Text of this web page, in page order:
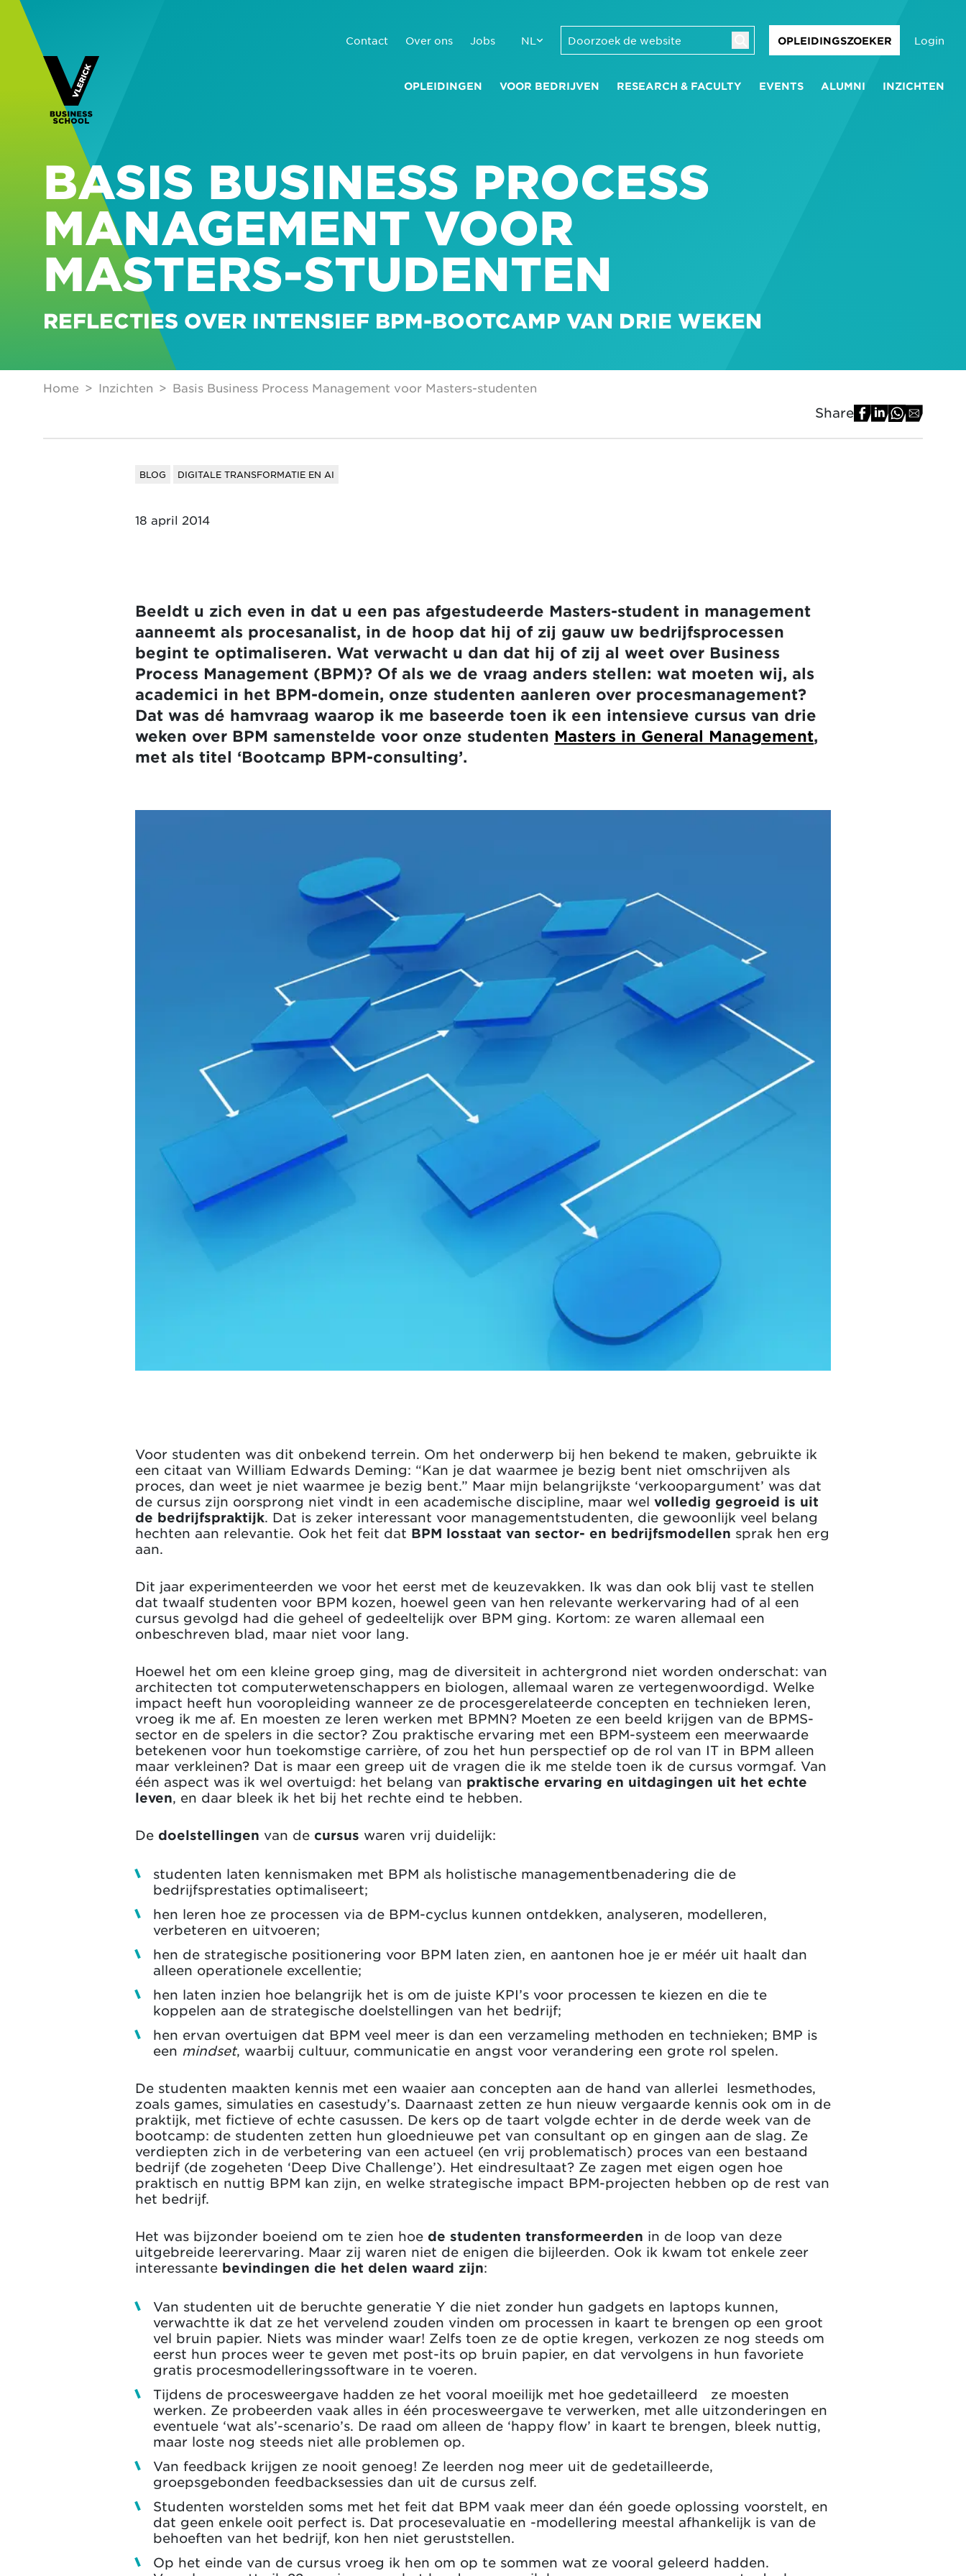
Contact Over ons Jobs NL OPLEIDINGSZOEKER Login
OPLEIDINGEN VOOR BEDRIJVEN RESEARCH & FACULTY EVENTS ALUMNI INZICHTEN
BASIS BUSINESS PROCESS
MANAGEMENT VOOR
MASTERS-STUDENTEN
REFLECTIES OVER INTENSIEF BPM-BOOTCAMP VAN DRIE WEKEN
Home Inzichten Basis Business Process Management voor Masters-studenten
Share
BLOG DIGITALE TRANSFORMATIE EN AI
18 april 2014
Beeldt u zich even in dat u een pas afgestudeerde Masters-student in management
aanneemt als procesanalist, in de hoop dat hij of zij gauw uw bedrijfsprocessen
begint te optimaliseren. Wat verwacht u dan dat hij of zij al weet over Business
Process Management (BPM)? Of als we de vraag anders stellen: wat moeten wij, als
academici in het BPM-domein, onze studenten aanleren over procesmanagement?
Dat was dé hamvraag waarop ik me baseerde toen ik een intensieve cursus van drie
weken over BPM samenstelde voor onze studenten Masters in General Management,
met als titel ‘Bootcamp BPM-consulting’.
Voor studenten was dit onbekend terrein. Om het onderwerp bij hen bekend te maken, gebruikte ik
een citaat van William Edwards Deming: “Kan je dat waarmee je bezig bent niet omschrijven als
proces, dan weet je niet waarmee je bezig bent.” Maar mijn belangrijkste ‘verkoopargument’ was dat
de cursus zijn oorsprong niet vindt in een academische discipline, maar wel volledig gegroeid is uit
de bedrijfspraktijk. Dat is zeker interessant voor managementstudenten, die gewoonlijk veel belang
hechten aan relevantie. Ook het feit dat BPM losstaat van sector- en bedrijfsmodellen sprak hen erg
aan.
Dit jaar experimenteerden we voor het eerst met de keuzevakken. Ik was dan ook blij vast te stellen
dat twaalf studenten voor BPM kozen, hoewel geen van hen relevante werkervaring had of al een
cursus gevolgd had die geheel of gedeeltelijk over BPM ging. Kortom: ze waren allemaal een
onbeschreven blad, maar niet voor lang.
Hoewel het om een kleine groep ging, mag de diversiteit in achtergrond niet worden onderschat: van
architecten tot computerwetenschappers en biologen, allemaal waren ze vertegenwoordigd. Welke
impact heeft hun vooropleiding wanneer ze de procesgerelateerde concepten en technieken leren,
vroeg ik me af. En moesten ze leren werken met BPMN? Moeten ze een beeld krijgen van de BPMS-
sector en de spelers in die sector? Zou praktische ervaring met een BPM-systeem een meerwaarde
betekenen voor hun toekomstige carrière, of zou het hun perspectief op de rol van IT in BPM alleen
maar verkleinen? Dat is maar een greep uit de vragen die ik me stelde toen ik de cursus vormgaf. Van
één aspect was ik wel overtuigd: het belang van praktische ervaring en uitdagingen uit het echte
leven, en daar bleek ik het bij het rechte eind te hebben.
De doelstellingen van de cursus waren vrij duidelijk:
studenten laten kennismaken met BPM als holistische managementbenadering die de
bedrijfsprestaties optimaliseert;
hen leren hoe ze processen via de BPM-cyclus kunnen ontdekken, analyseren, modelleren,
verbeteren en uitvoeren;
hen de strategische positionering voor BPM laten zien, en aantonen hoe je er méér uit haalt dan
alleen operationele excellentie;
hen laten inzien hoe belangrijk het is om de juiste KPI’s voor processen te kiezen en die te
koppelen aan de strategische doelstellingen van het bedrijf;
hen ervan overtuigen dat BPM veel meer is dan een verzameling methoden en technieken; BMP is
een mindset, waarbij cultuur, communicatie en angst voor verandering een grote rol spelen.
De studenten maakten kennis met een waaier aan concepten aan de hand van allerlei lesmethodes,
zoals games, simulaties en casestudy’s. Daarnaast zetten ze hun nieuw vergaarde kennis ook om in de
praktijk, met fictieve of echte casussen. De kers op de taart volgde echter in de derde week van de
bootcamp: de studenten zetten hun gloednieuwe pet van consultant op en gingen aan de slag. Ze
verdiepten zich in de verbetering van een actueel (en vrij problematisch) proces van een bestaand
bedrijf (de zogeheten ‘Deep Dive Challenge’). Het eindresultaat? Ze zagen met eigen ogen hoe
praktisch en nuttig BPM kan zijn, en welke strategische impact BPM-projecten hebben op de rest van
het bedrijf.
Het was bijzonder boeiend om te zien hoe de studenten transformeerden in de loop van deze
uitgebreide leerervaring. Maar zij waren niet de enigen die bijleerden. Ook ik kwam tot enkele zeer
interessante bevindingen die het delen waard zijn:
Van studenten uit de beruchte generatie Y die niet zonder hun gadgets en laptops kunnen,
verwachtte ik dat ze het vervelend zouden vinden om processen in kaart te brengen op een groot
vel bruin papier. Niets was minder waar! Zelfs toen ze de optie kregen, verkozen ze nog steeds om
eerst hun proces weer te geven met post-its op bruin papier, en dat vervolgens in hun favoriete
gratis procesmodelleringssoftware in te voeren.
Tijdens de procesweergave hadden ze het vooral moeilijk met hoe gedetailleerd ze moesten
werken. Ze probeerden vaak alles in één procesweergave te verwerken, met alle uitzonderingen en
eventuele ‘wat als’-scenario’s. De raad om alleen de ‘happy flow’ in kaart te brengen, bleek nuttig,
maar loste nog steeds niet alle problemen op.
Van feedback krijgen ze nooit genoeg! Ze leerden nog meer uit de gedetailleerde,
groepsgebonden feedbacksessies dan uit de cursus zelf.
Studenten worstelden soms met het feit dat BPM vaak meer dan één goede oplossing voorstelt, en
dat geen enkele ooit perfect is. Dat procesevaluatie en -modellering meestal afhankelijk is van de
behoeften van het bedrijf, kon hen niet geruststellen.
Op het einde van de cursus vroeg ik hen om op te sommen wat ze vooral geleerd hadden.